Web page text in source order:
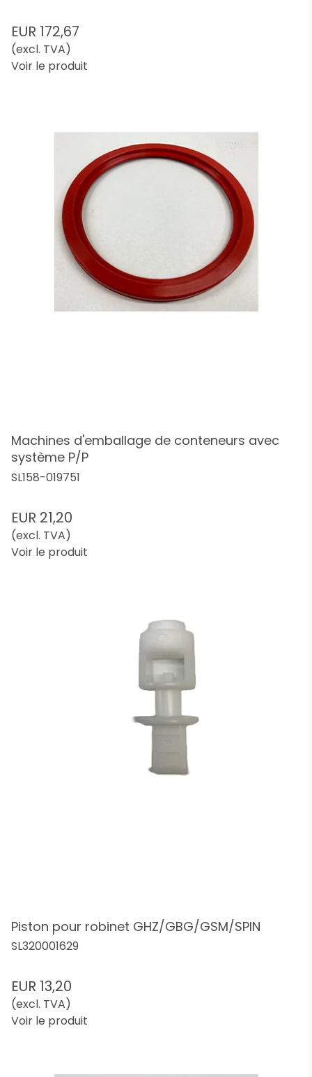
EUR 172,67
(excl. TVA)
Voir le produit
Machines d'emballage de conteneurs avec
système P/P
SL158-019751
EUR 21,20
(excl. TVA)
Voir le produit
Piston pour robinet GHZ/GBG/GSM/SPIN
SL320001629
EUR 13,20
(excl. TVA)
Voir le produit